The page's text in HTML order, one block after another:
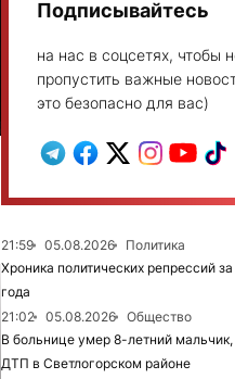
Подписывайтесь
на нас в соцсетях, чтобы
пропустить важные
это безопасно для вас)
21:59 05.08.2026
Политика
Хроника политических репрессий
года
21:02
05.08.2026
Общество
В больнице умер 8-летний
ДТП в Светлогорском районе